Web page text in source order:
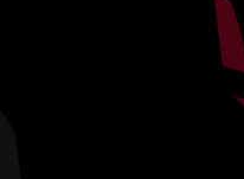
VER EL TRÁILER